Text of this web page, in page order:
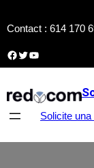
to
content
Contact : 614 170
Facebook
Twitter
YouTube
Solicite